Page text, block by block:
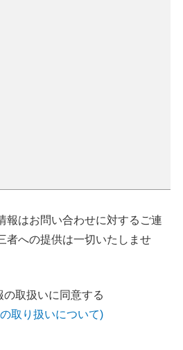
はお問い合わせに対する ご連
者への提供は一切いたしませ
の取扱いに同意する
取り扱いについて)